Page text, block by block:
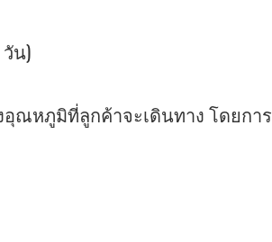
น)
อุณหภูมิที่ลูกค้าจะเดินทาง โดยการ